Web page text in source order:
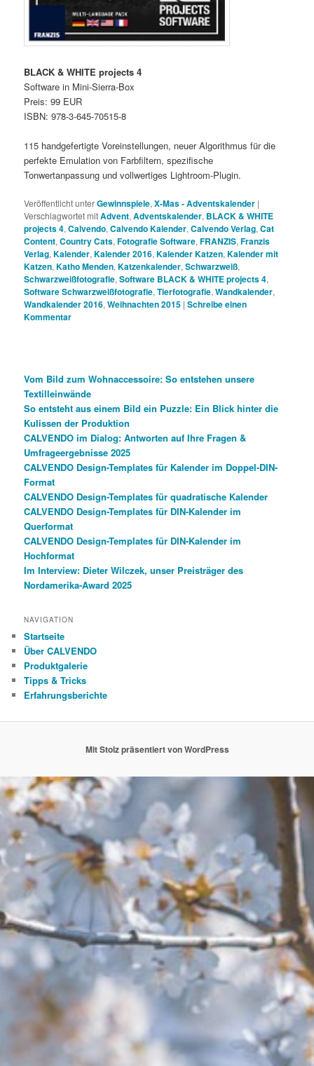
BLACK & WHITE projects 4
Software in Mini-Sierra-Box
Preis: 99 EUR
ISBN: 978-3-645-70515-8
115 handgefertigte Voreinstellungen, neuer Algorithmus für die
perfekte Emulation von Farbfiltern, spezifische
Tonwertanpassung und vollwertiges Lightroom-Plugin.
Veröffentlicht unterGewinnspiele,X-Mas - Adventskalender |
Verschlagwortet mitAdvent,Adventskalender, BLACK & WHITE
projects 4,Calvendo,Calvendo Kalender,Calvendo Verlag,Cat
Content,Country Cats,Fotografie Software,FRANZIS,Franzis
Verlag,Kalender,Kalender 2016,Kalender Katzen,Kalender mit
Katzen,Katho Menden,Katzenkalender,Schwarzweiß,
Schwarzweißfotografie,Software BLACK & WHITE projects 4,
Software Schwarzweißfotografie,Tierfotografie,Wandkalender,
Wandkalender 2016,Weihnachten 2015 |Schreibe einen
Kommentar
Vom Bild zum Wohnaccessoire: So entstehen unsere
Textilleinwände
So entsteht aus einem Bild ein Puzzle: Ein Blick hinter die
Kulissen der Produktion
CALVENDO im Dialog: Antworten auf Ihre Fragen &
Umfrageergebnisse 2025
CALVENDO Design-Templates für Kalender im Doppel-DIN-
Format
CALVENDO Design-Templates für quadratische Kalender
CALVENDO Design-Templates für DIN-Kalender im
Querformat
CALVENDO Design-Templates für DIN-Kalender im
Hochformat
Im Interview: Dieter Wilczek, unser Preisträger des
Nordamerika-Award 2025
NAVIGATION
Startseite
Über CALVENDO
Produktgalerie
Tipps & Tricks
Erfahrungsberichte
Mit Stolz präsentiert von WordPress